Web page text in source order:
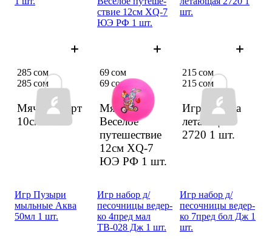
Мяч в ассорт
10см
285 сом
285 сом
ствие 12см XQ-7
ЮЭ РФ 1 шт.
Мяч детск
Веселое
путеше­ствие
12см XQ-7
ЮЭ РФ 1 шт.
69 сом
69 сом
шт.
Игр тарел­ка
летаю­щая
2720 1 шт.
215 сом
215 сом
Игр Пузыри
мыльные Аква
50мл 1 шт.
Игр набор д/
песоч­ницы ведер­
ко 4пред мал
ТВ-028 Дж 1 шт.
Игр набор д/
песоч­ницы ведер­
ко 7пред бол Дж 1
шт.